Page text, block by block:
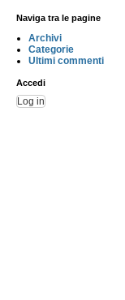
Naviga tra le pagine
Archivi
Categorie
Ultimi commenti
Accedi
Log in